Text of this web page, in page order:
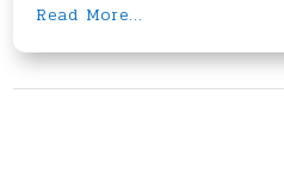
Read More...